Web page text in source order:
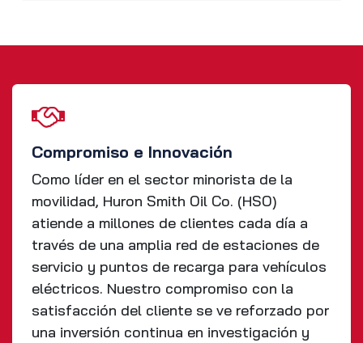
Compromiso e Innovación
Como líder en el sector minorista de la
movilidad, Huron Smith Oil Co. (HSO)
atiende a millones de clientes cada día a
través de una amplia red de estaciones de
servicio y puntos de recarga para vehículos
eléctricos. Nuestro compromiso con la
satisfacción del cliente se ve reforzado por
una inversión continua en investigación y